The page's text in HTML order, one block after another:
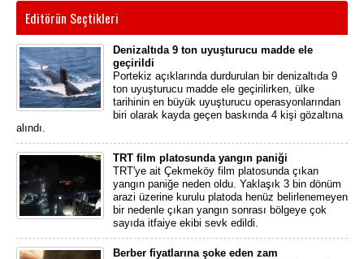
Editörün Seçtikleri
Denizaltıda 9 ton uyuşturucu madde ele
geçirildi
Portekiz açıklarında durdurulan bir denizaltıda 9
ton uyuşturucu madde ele geçirilirken, ülke
tarihinin en büyük uyuşturucu operasyonlarından
biri olarak kayda geçen baskında 4 kişi gözaltına
alındı.
TRT film platosunda yangın paniği
TRT'ye ait Çekmeköy film platosunda çıkan
yangın paniğe neden oldu. Yaklaşık 3 bin dönüm
arazi üzerine kurulu platoda henüz belirlenemeyen
bir nedenle çıkan yangın sonrası bölgeye çok
sayıda itfaiye ekibi sevk edildi.
Berber fiyatlarına şoke eden zam